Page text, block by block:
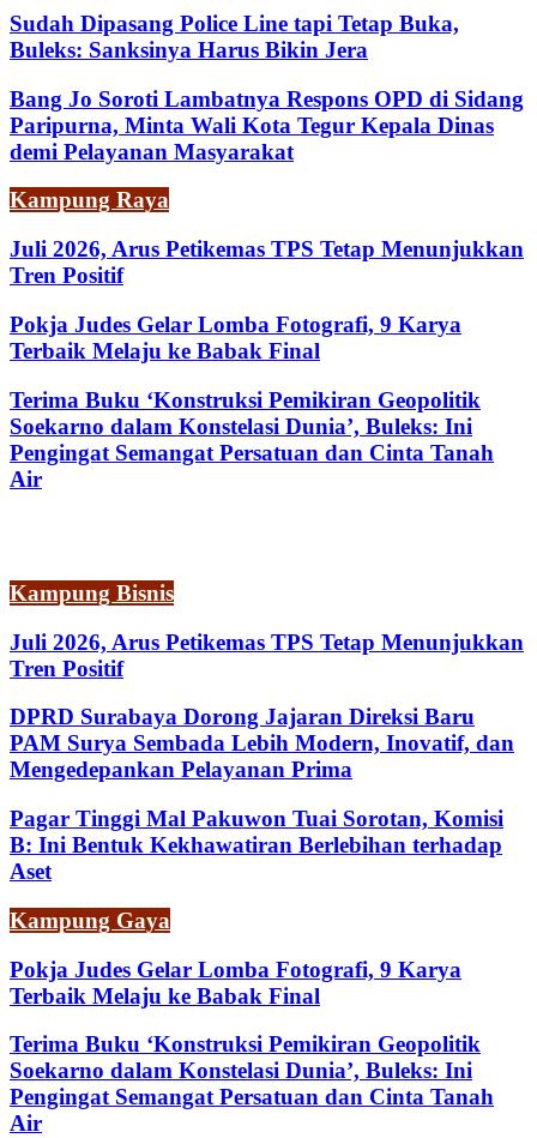
Sudah Dipasang Police Line tapi Tetap Buka,
Buleks: Sanksinya Harus Bikin Jera
Bang Jo Soroti Lambatnya Respons OPD di Sidang
Paripurna, Minta Wali Kota Tegur Kepala Dinas
demi Pelayanan Masyarakat
Kampung Raya
Juli 2026, Arus Petikemas TPS Tetap Menunjukkan
Tren Positif
Pokja Judes Gelar Lomba Fotografi, 9 Karya
Terbaik Melaju ke Babak Final
Terima Buku ‘Konstruksi Pemikiran Geopolitik
Soekarno dalam Konstelasi Dunia’, Buleks: Ini
Pengingat Semangat Persatuan dan Cinta Tanah
Air
Kampung Bisnis
Juli 2026, Arus Petikemas TPS Tetap Menunjukkan
Tren Positif
DPRD Surabaya Dorong Jajaran Direksi Baru
PAM Surya Sembada Lebih Modern, Inovatif, dan
Mengedepankan Pelayanan Prima
Pagar Tinggi Mal Pakuwon Tuai Sorotan, Komisi
B: Ini Bentuk Kekhawatiran Berlebihan terhadap
Aset
Kampung Gaya
Pokja Judes Gelar Lomba Fotografi, 9 Karya
Terbaik Melaju ke Babak Final
Terima Buku ‘Konstruksi Pemikiran Geopolitik
Soekarno dalam Konstelasi Dunia’, Buleks: Ini
Pengingat Semangat Persatuan dan Cinta Tanah
Air